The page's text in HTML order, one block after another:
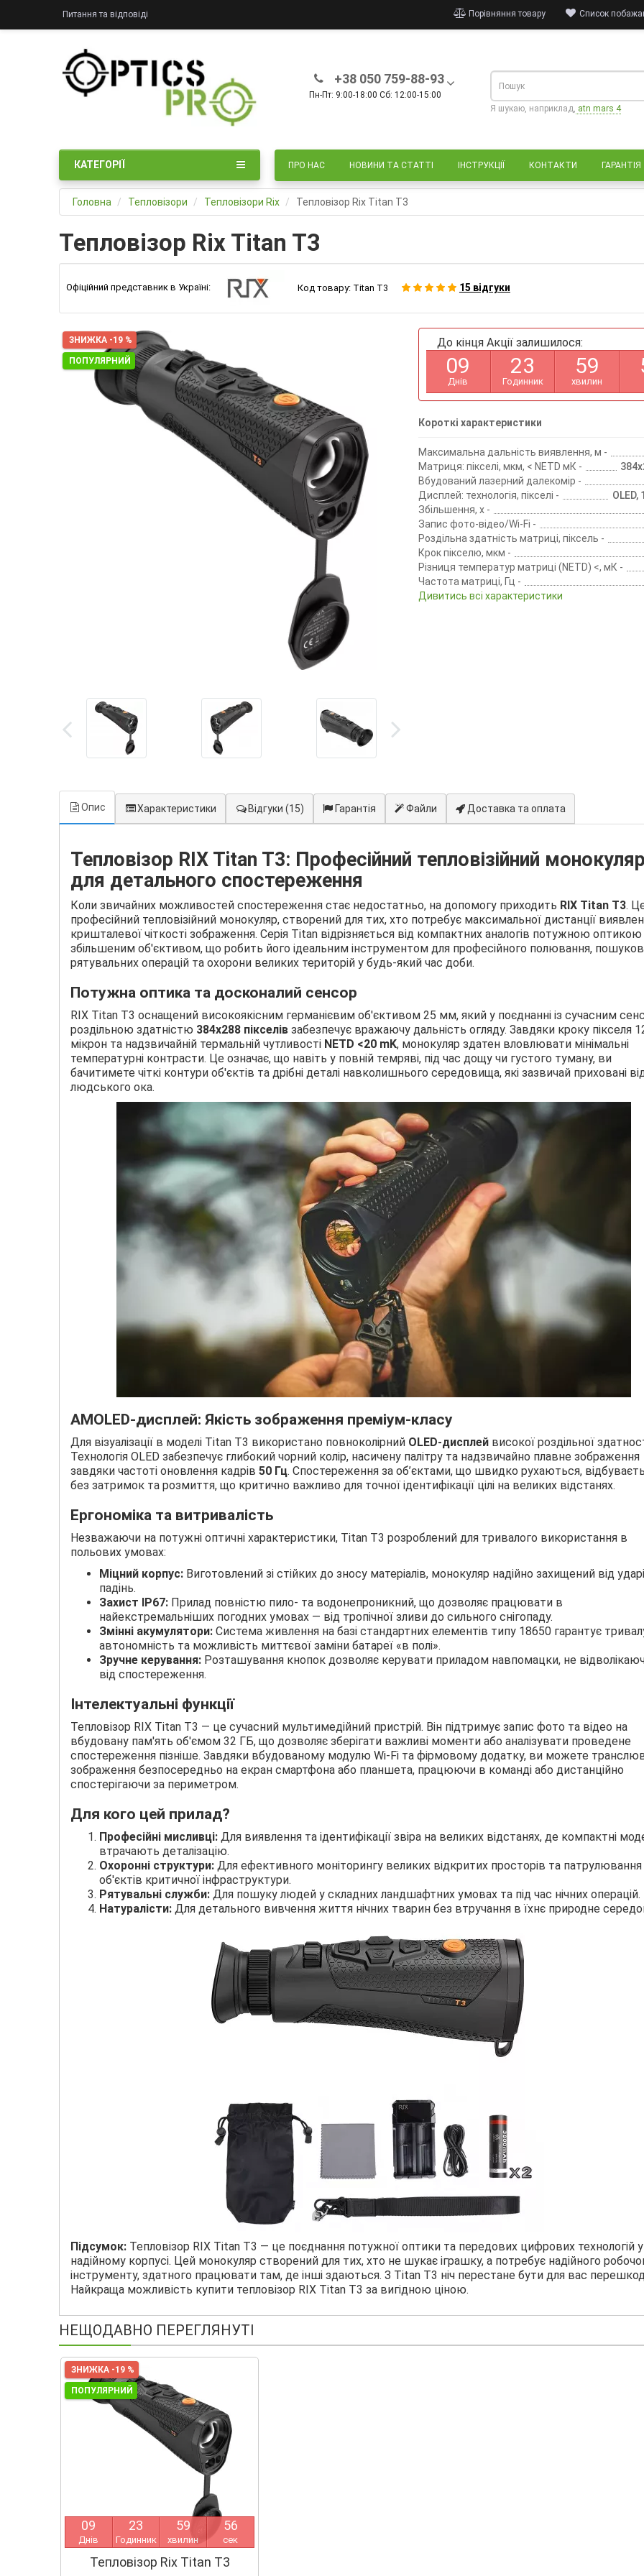
Питання та відповіді Список
Порівняння товару
+38 050 759-88-93
Пн-Пт: 9:00-18:00 Сб: 12:00-15:00
Я шукаю, наприклад, atn mars 4
ПРО НАС НОВИНИ ТА СТАТТІ ІНСТРУКЦІЇ КОНТАКТИ
КАТЕГОРІЇ
Головна Тепловізори Тепловізори Rix Тепловізор Rix Titan T3
Тепловізор Rix Titan T3
Офіційний представник в Україні: Код товару: Titan T3 15 відгуки
ЗНИЖКА -19 %
ПОПУЛЯРНИЙ
До кінця Акції залишилося:
09
Днів
23
Годинник
59
хвилин
Короткі характеристики
Максимальна дальність виявлення, м -
Матриця: пікселі, мкм, < NETD мК -
Вбудований лазерний далекомір -
Дисплей: технологія, пікселі -
OLED,
Збільшення, х -
Запис фото-відео/Wi-Fi -
Роздільна здатність матриці, піксель -
Крок пікселю, мкм -
Різниця температур матриці (NETD) <, мК -
Частота матриці, Гц -
Дивитись всі характеристики
Опис Характеристики Відгуки (15) Гарантія Файли Доставка та оплата
Тепловізор RIX Titan T3: Професійний тепловізійний монокуляр
для детального спостереження
Коли звичайних можливостей спостереження стає недостатньо, на допомогу приходить RIX Titan T3.
професійний тепловізійний монокуляр, створений для тих, хто потребує максимальної дистанції
кришталевої чіткості зображення. Серія Titan відрізняється від компактних аналогів потужною оптикою
збільшеним об'єктивом, що робить його ідеальним інструментом для професійного полювання,
рятувальних операцій та охорони великих територій у будь-який час доби.
Потужна оптика та досконалий сенсор
RIX Titan T3 оснащений високоякісним германієвим об'єктивом 25 мм, який у поєднанні із сучасним
роздільною здатністю 384x288 пікселів забезпечує вражаючу дальність огляду. Завдяки кроку пікселя
мікрон та надзвичайній термальній чутливості NETD <20 mK, монокуляр здатен вловлювати мінімальні
температурні контрасти. Це означає, що навіть у повній темряві, під час дощу чи густого туману, ви
бачитимете чіткі контури об'єктів та дрібні деталі навколишнього середовища, які зазвичай приховані
людського ока.
AMOLED-дисплей: Якість зображення преміум-класу
Для візуалізації в моделі Titan T3 використано повноколірний OLED-дисплей високої роздільної
Технологія OLED забезпечує глибокий чорний колір, насичену палітру та надзвичайно плавне зображення
завдяки частоті оновлення кадрів 50 Гц. Спостереження за об’єктами, що швидко рухаються,
без затримок та розмиття, що критично важливо для точної ідентифікації цілі на великих відстанях.
Ергономіка та витривалість
Незважаючи на потужні оптичні характеристики, Titan T3 розроблений для тривалого використання в
польових умовах:
Міцний корпус: Виготовлений зі стійких до зносу матеріалів, монокуляр надійно захищений від
падінь.
Захист IP67: Прилад повністю пило- та водонепроникний, що дозволяє працювати в
найекстремальніших погодних умовах — від тропічної зливи до сильного снігопаду.
Змінні акумулятори: Система живлення на базі стандартних елементів типу 18650 гарантує
автономність та можливість миттєвої заміни батареї «в полі».
Зручне керування: Розташування кнопок дозволяє керувати приладом навпомацки, не
від спостереження.
Інтелектуальні функції
Тепловізор RIX Titan T3 — це сучасний мультимедійний пристрій. Він підтримує запис фото та відео на
вбудовану пам'ять об'ємом 32 ГБ, що дозволяє зберігати важливі моменти або аналізувати проведене
спостереження пізніше. Завдяки вбудованому модулю Wi-Fi та фірмовому додатку, ви можете
зображення безпосередньо на екран смартфона або планшета, працюючи в команді або дистанційно
спостерігаючи за периметром.
Для кого цей прилад?
Професійні мисливці: Для виявлення та ідентифікації звіра на великих відстанях, де компактні
втрачають деталізацію.
Охоронні структури: Для ефективного моніторингу великих відкритих просторів та патрулювання
об'єктів критичної інфраструктури.
Рятувальні служби: Для пошуку людей у складних ландшафтних умовах та під час нічних операцій.
Натуралісти: Для детального вивчення життя нічних тварин без втручання в їхнє природне
Підсумок: Тепловізор RIX Titan T3 — це поєднання потужної оптики та передових цифрових технологій у
надійному корпусі. Цей монокуляр створений для тих, хто не шукає іграшку, а потребує надійного
інструменту, здатного працювати там, де інші здаються. З Titan T3 ніч перестане бути для вас
Найкраща можливість купити тепловізор RIX Titan T3 за вигідною ціною.
НЕЩОДАВНО ПЕРЕГЛЯНУТІ
ЗНИЖКА -19 %
ПОПУЛЯРНИЙ
09
Днів
23
Годинник
59
хвилин
55
сек
Тепловізор Rix Titan T3